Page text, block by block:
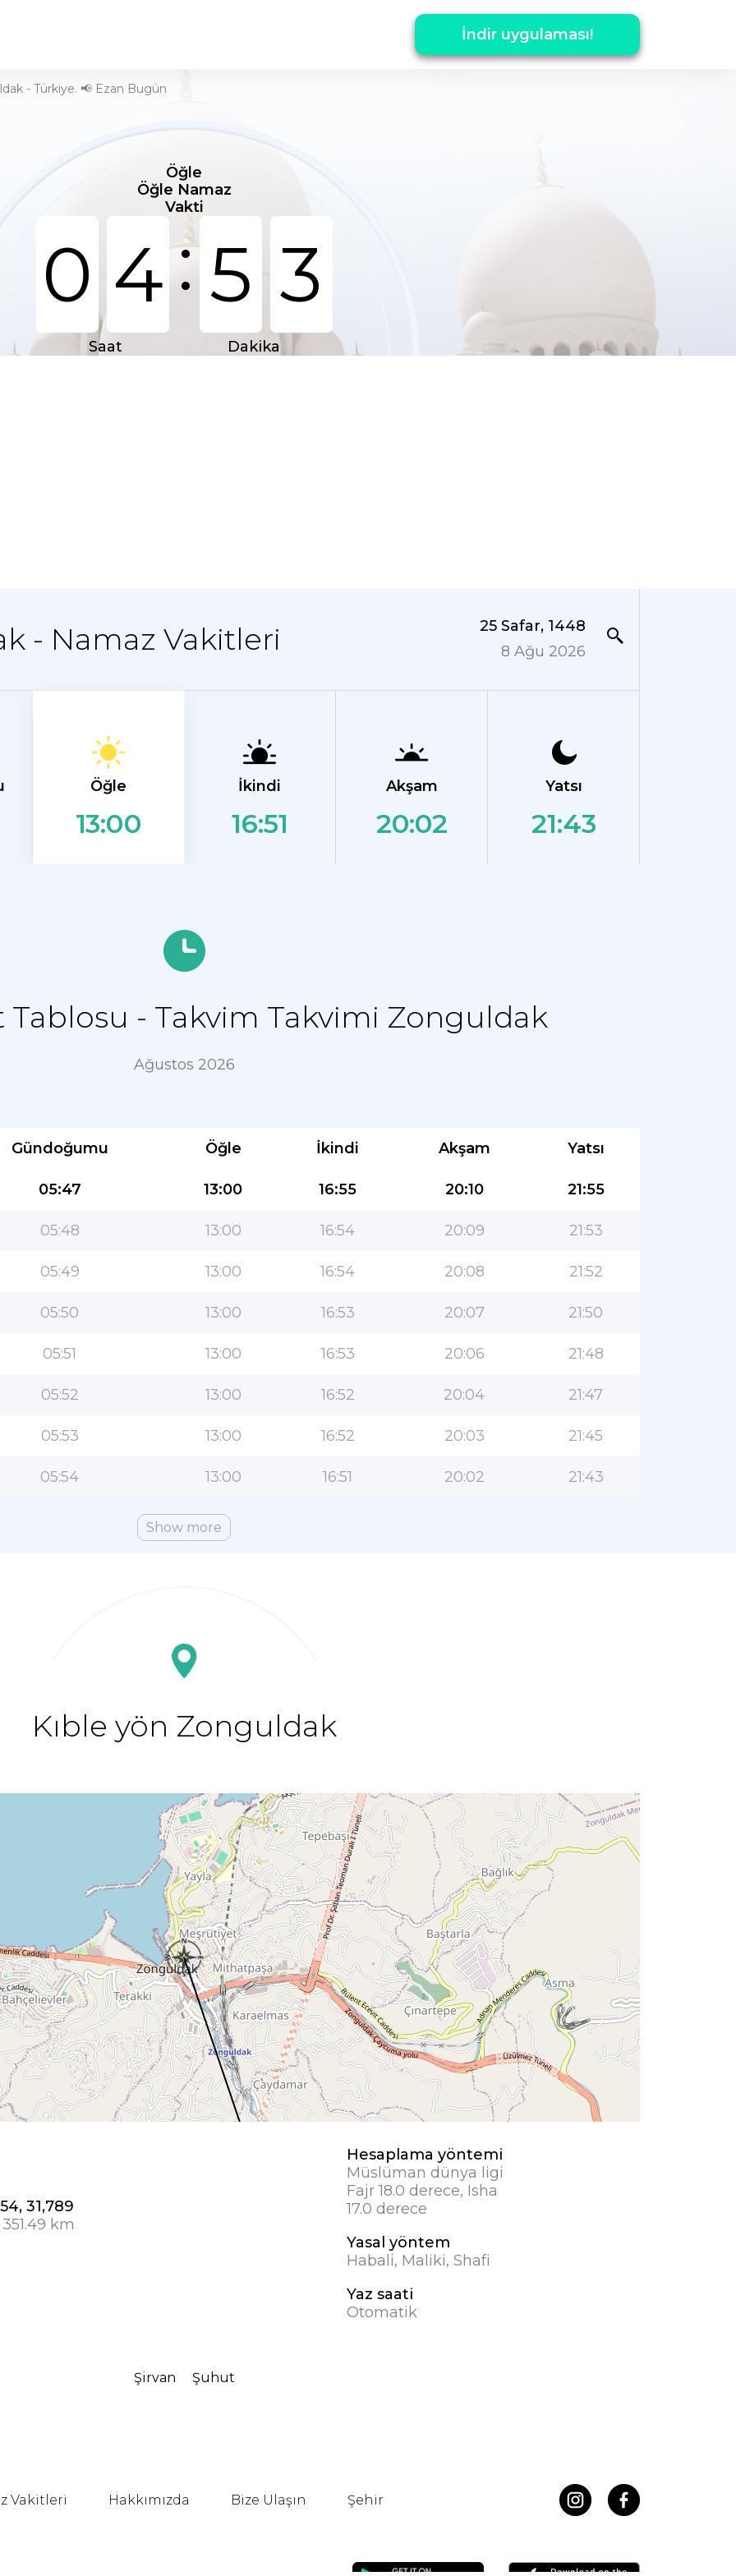
İndir uygulaması!
- Türkiye. 📢 Ezan Bugün
Öğle
Öğle Namaz
Vakti
0 4:5 3
Saat Dakika
- Namaz Vakitleri
25 Safar, 1448
8 Ağu 2026
Öğle
13:00
İkindi
16:51
Akşam
20:02
Yatsı
21:43
Tablosu - Takvim Takvimi Zonguldak
Ağustos 2026
Gündoğumu Öğle İkindi Akşam Yatsı
05:47 13:00 16:55 20:10 21:55
05:48 13:00 16:54 20:09 21:53
05:49 13:00 16:54 20:08 21:52
05:50 13:00 16:53 20:07 21:50
05:51 13:00 16:53 20:06 21:48
05:52 13:00 16:52 20:04 21:47
05:53 13:00 16:52 20:03 21:45
05:54 13:00 16:51 20:02 21:43
Show more
Kıble yön Zonguldak
31,789
km
Hesaplama yöntemi
Müslüman dünya ligi
Fajr 18.0 derece, Isha
17.0 derece
Yasal yöntem
Habali, Maliki, Shafi
Yaz saati
Otomatik
Şirvan Şuhut
Vakitleri Hakkımızda Bize Ulaşın Şehir
Müslümanlar için en popüler uygulama!
Kullanımı kolay özelliklere ve en doğru namaz
vakitlerine sahip popüler yaşam tarzı İslami